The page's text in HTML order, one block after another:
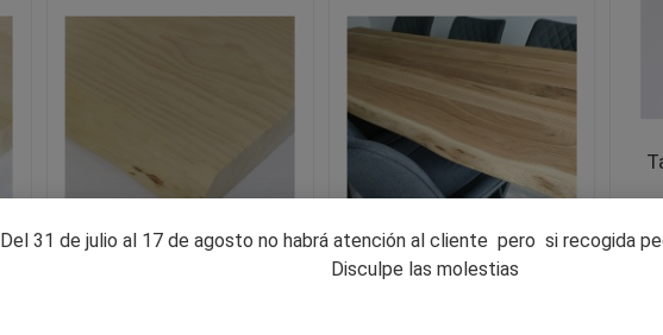
Tablero mesa roble c...
Del 31 de julio al 17 de agosto no habrá atención al cliente pero si recogida
Disculpe las molestias